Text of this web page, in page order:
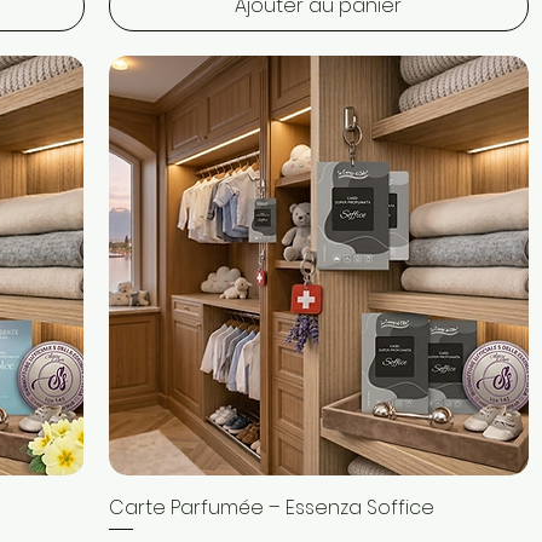
Aperçu rapide
Carte Parfumée – Essenza Soffice